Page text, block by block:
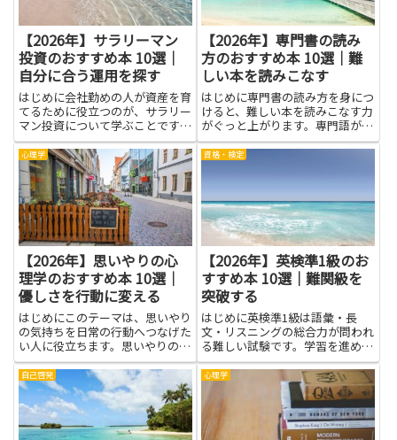
【2026年】サラリーマン
投資のおすすめ本 10選｜
自分に合う運用を探す
はじめに会社勤めの人が資産を育
てるために役立つのが、サラリー
マン投資について学ぶことです。
給与で生活を支えながら投資を始
めるとき、本から得られる基本知
識や考え方はとても有用です。投
資のリスクや資産配分、長期的な
視点、税や制度の基礎を知るこ
と...
【2026年】専門書の読み
方のおすすめ本 10選｜難
しい本を読みこなす
はじめに専門書の読み方を身につ
けると、難しい本を読みこなす力
がぐっと上がります。専門語が多
い文章でも、要点を見つけるコツ
や、段落ごとの整理、図表の意味
解が進みます。目的をはっきりさ
書...
心理学
【2026年】思いやりの心
理学のおすすめ本 10選｜
優しさを行動に変える
はじめにこのテーマは、思いやり
の気持ちを日常の行動へつなげた
い人に役立ちます。思いやりの心
理学を知ると、相手の立場を想像
する力や、言い方を工夫するコツ
が見えやすくなります。相手を否
定せず聴く姿勢を持つと、対話が
うまくいきやすく、学校や職
場、...
資格・検定
【2026年】英検準1級のお
すすめ本 10選｜難関級を
突破する
はじめに英検準1級は語彙・長
文・リスニングの総合力が問われ
る難しい試験です。学習を進める
と、日常の英語理解が深まり、海
外の資料を読んだりニュースを追
うときの抵抗が減ります。この記
事では、英検準1級の力を育てる
本の力をわかりやすく紹介しま
す。...
自己啓発 心理学